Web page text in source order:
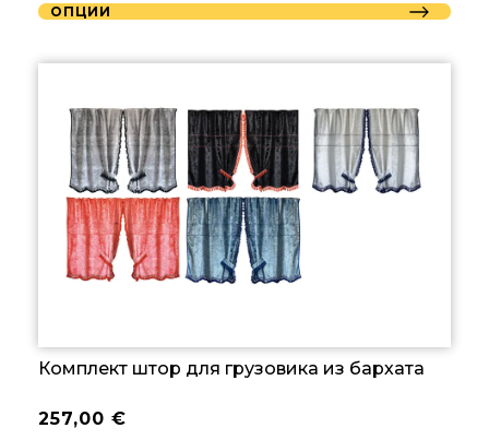
ОПЦИИ
Комплект штор для грузовика из бархата
257,00 €